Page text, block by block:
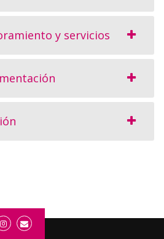
y servicios